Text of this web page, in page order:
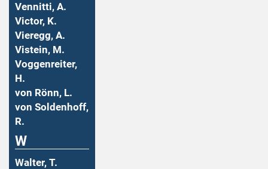
Vennitti, A.
Victor, K.
Vieregg, A.
Vistein, M.
Voggenreiter,
H.
von Rönn, L.
von Soldenhoff,
R.
W
Walter, T.